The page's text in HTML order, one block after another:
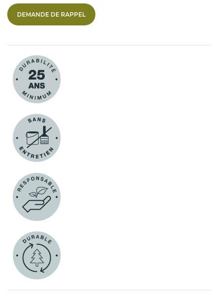
DEMANDE DE RAPPEL